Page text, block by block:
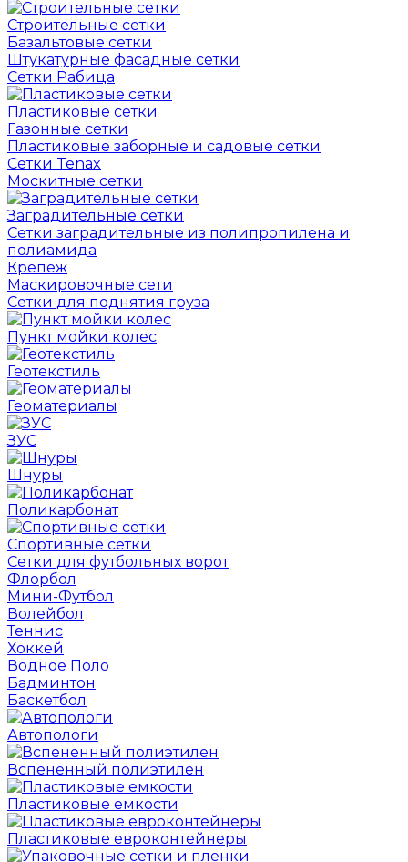
Строительные сетки
Базальтовые сетки
Штукатурные фасадные сетки
Сетки Рабица
Пластиковые сетки
Газонные сетки
Пластиковые заборные и садовые сетки
Сетки Tenax
Москитные сетки
Заградительные сетки
Сетки заградительные из полипропилена и
полиамида
Крепеж
Маскировочные сети
Сетки для поднятия груза
Пункт мойки колес
Геотекстиль
Геоматериалы
ЗУС
Шнуры
Поликарбонат
Спортивные сетки
Сетки для футбольных ворот
Флорбол
Мини-Футбол
Волейбол
Теннис
Хоккей
Водное Поло
Бадминтон
Баскетбол
Автопологи
Вспененный полиэтилен
Пластиковые емкости
Пластиковые евроконтейнеры